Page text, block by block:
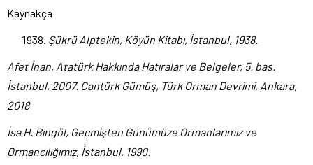
Kaynakça
Şükrü Alptekin, Köyün Kitabı, İstanbul, 1938.
Afet İnan, Atatürk Hakkında Hatıralar ve Belgeler, 5. bas.
İstanbul, 2007. Cantürk Gümüş, Türk Orman Devrimi, Ankara,
2018
İsa H. Bingöl, Geçmişten Günümüze Ormanlarımız ve
Ormancılığımız, İstanbul, 1990.